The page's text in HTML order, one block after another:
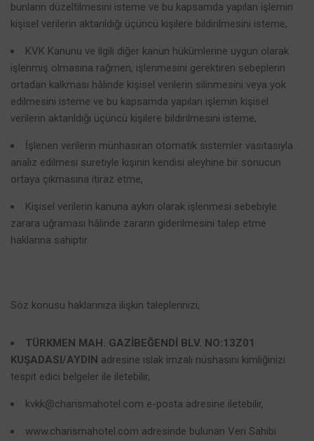
bunların düzeltilmesini isteme ve bu kapsamda yapılan işlemin
kişisel verilerin aktarıldığı üçüncü kişilere bildirilmesini isteme,
KVK Kanunu ve ilgili diğer kanun hükümlerine uygun olarak
işlenmiş olmasına rağmen, işlenmesini gerektiren sebeplerin
ortadan kalkması hâlinde kişisel verilerin silinmesini veya yok
edilmesini isteme ve bu kapsamda yapılan işlemin kişisel
verilerin aktarıldığı üçüncü kişilere bildirilmesini isteme,
İşlenen verilerin münhasıran otomatik sistemler vasıtasıyla
analiz edilmesi suretiyle kişinin kendisi aleyhine bir sonucun
ortaya çıkmasına itiraz etme,
Kişisel verilerin kanuna aykırı olarak işlenmesi sebebiyle
zarara uğraması hâlinde zararın giderilmesini talep etme
haklarına sahiptir.
Söz konusu haklarınıza ilişkin taleplerinizi;
TÜRKMEN MAH. GAZİBEĞENDİ BLV. NO:13Z01
KUŞADASI/AYDIN adresine ıslak imzalı nüshasını kimliğinizi
tespit edici belgeler ile iletebilir,
kvkk@charismahotel.com e-posta adresine iletebilir,
www.charismahotel.com adresinde bulunan Veri Sahibi